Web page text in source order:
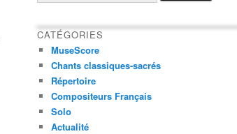
CATÉGORIES
MuseScore
Chants classiques-sacrés
Répertoire
Compositeurs Français
Solo
Actualité